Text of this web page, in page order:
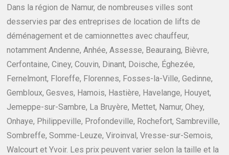
Dans la région de Namur, de nombreuses villes sont
desservies par des entreprises de location de lifts de
déménagement et de camionnettes avec chauffeur,
notamment Andenne, Anhée, Assesse, Beauraing, Bièvre,
Cerfontaine, Ciney, Couvin, Dinant, Doische, Éghezée,
Fernelmont, Floreffe, Florennes, Fosses-la-Ville, Gedinne,
Gembloux, Gesves, Hamois, Hastière, Havelange, Houyet,
Jemeppe-sur-Sambre, La Bruyère, Mettet, Namur, Ohey,
Onhaye, Philippeville, Profondeville, Rochefort, Sambreville,
Sombreffe, Somme-Leuze, Viroinval, Vresse-sur-Semois,
Walcourt et Yvoir. Les prix peuvent varier selon la taille et la